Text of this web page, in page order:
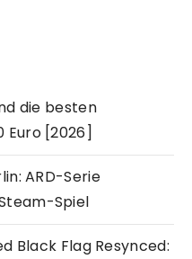
die besten
Euro [2026]
ARD-Serie
Spiel
Black Flag Resynced: